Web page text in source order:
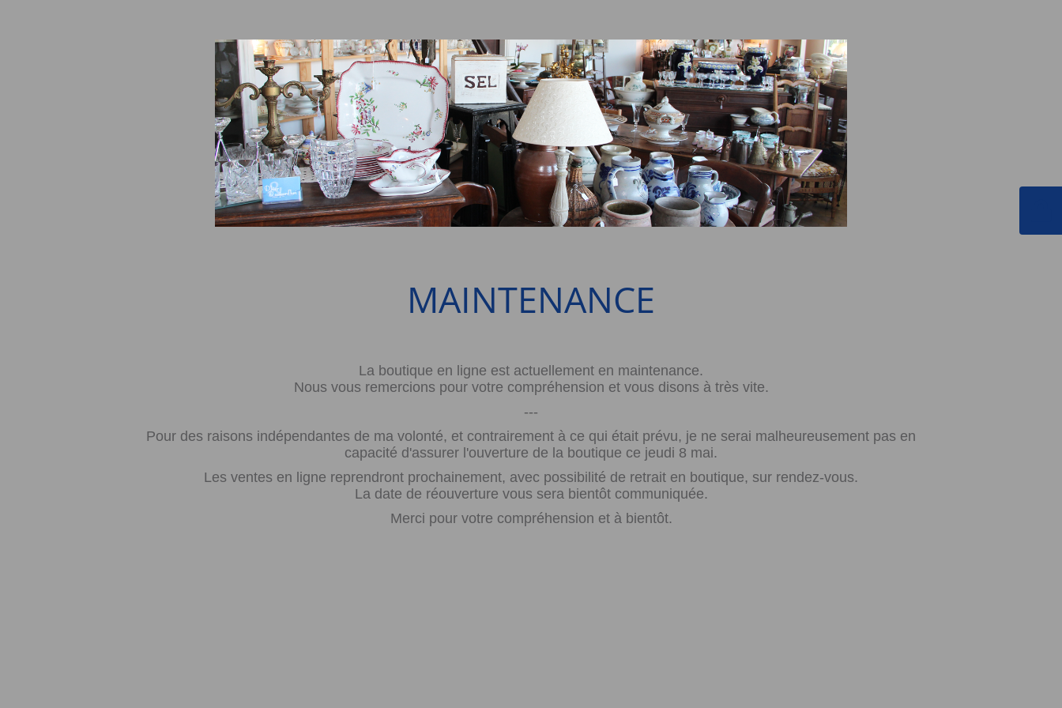
MAINTENANCE
La boutique en ligne est actuellement en maintenance.
Nous vous remercions pour votre compréhension et vous disons à très vite.
---
Pour des raisons indépendantes de ma volonté, et contrairement à ce qui était prévu, je ne serai malheureusement pas en
capacité d'assurer l'ouverture de la boutique ce jeudi 8 mai.
Les ventes en ligne reprendront prochainement, avec possibilité de retrait en boutique, sur rendez-vous.
La date de réouverture vous sera bientôt communiquée.
Merci pour votre compréhension et à bientôt.